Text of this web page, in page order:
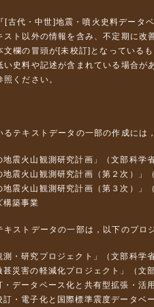
[古代・中世]地震・噴火史料データ
ト以外の情報を含み、不定期に改
文欄の冒頭が[未校訂]となっている
史料や記述が含まれている場合が
照ください。
テキストデータの一部の作成には
地震火山観測研究計画」（文部科学
地震火山観測研究計画（第２次）」
地震火山観測研究計画（第３次）」
構築事業
ストデータの一部は，以下のプロ
測・研究プロジェクト」（文部科
甚災害の軽減化プロジェクト」（
・データベース化と共有型拡張・
訂・電子化と国際標準震度データ